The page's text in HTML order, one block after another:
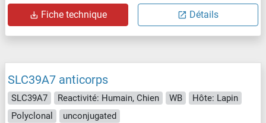
Fiche technique Détails
SLC39A7 anticorps
SLC39A7 Reactivité: Humain, Chien WB
Hôte: Lapin
Polyclonal
unconjugated